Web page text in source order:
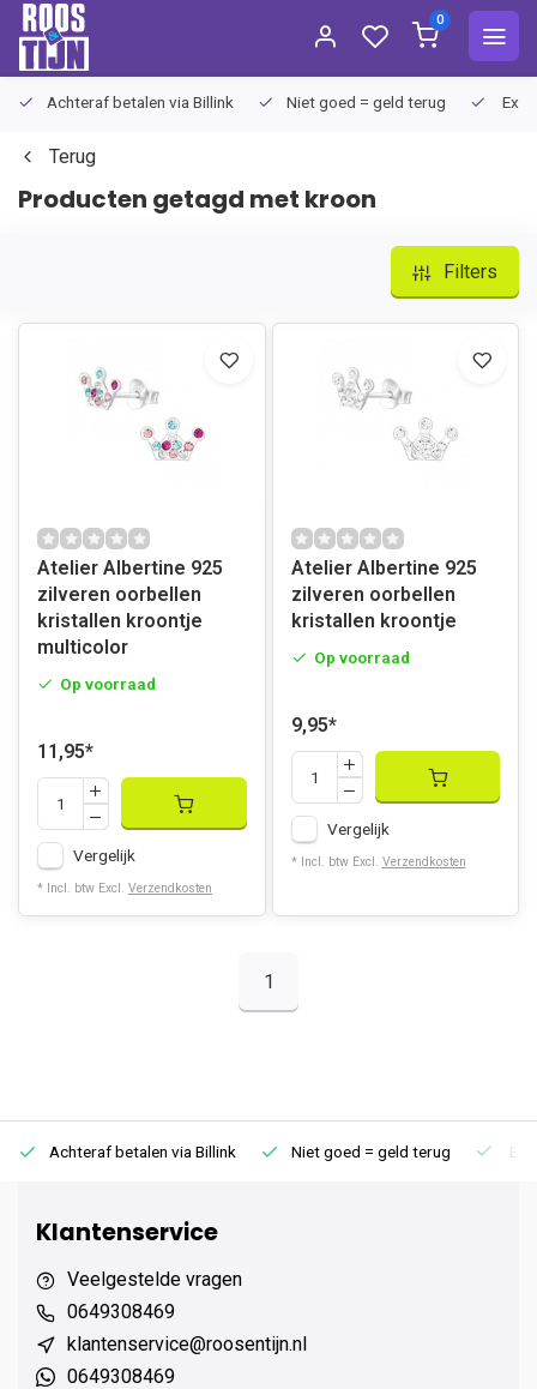
0
Achteraf betalen via Billink Niet goed = geld terug
Terug
Producten getagd met kroon
Filters
Atelier Albertine 925
zilveren oorbellen
kristallen kroontje
multicolor
Op voorraad
11,95*
Vergelijk
* Incl. btw Excl. Verzendkosten
Atelier Albertine 925
zilveren oorbellen
kristallen kroontje
Op voorraad
9,95*
Vergelijk
* Incl. btw Excl. Verzendkosten
1
Achteraf betalen via Billink Niet goed = geld terug
Klantenservice
Veelgestelde vragen
0649308469
klantenservice@roosentijn.nl
0649308469